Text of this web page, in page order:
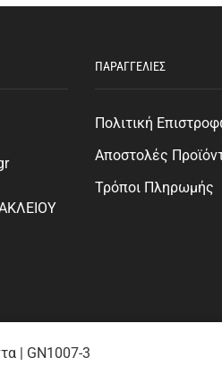
ΠΑΡΑΓΓΕΛΙΕΣ
Πολιτική
Αποστολές
Τρόποι Πληρωμής
| GN1007-3